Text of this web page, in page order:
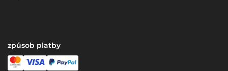
způsob platby